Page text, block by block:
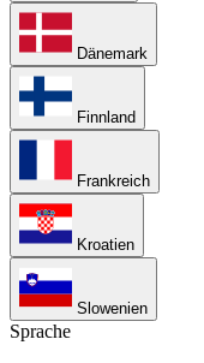
Dänemark
Finnland
Frankreich
Kroatien
Slowenien
Sprache